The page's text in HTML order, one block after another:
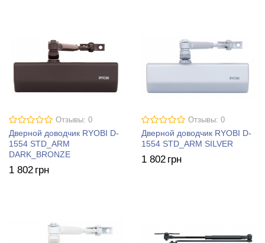
Отзывы: 0
Дверной доводчик RYOBI D-
1554 STD_ARM
DARK_BRONZE
1 802 грн
Отзывы: 0
Дверной доводчик RYOBI D-
1554 STD_ARM SILVER
1 802 грн